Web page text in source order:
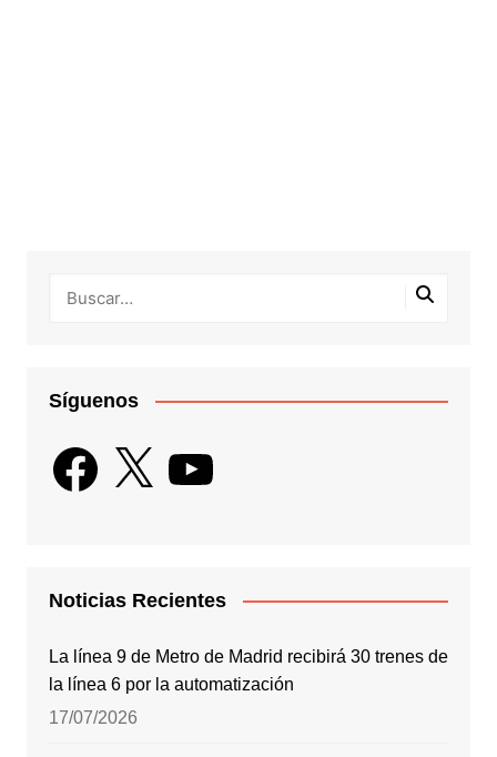
Síguenos
Facebook
X YouTube
Noticias Recientes
La línea 9 de Metro de Madrid recibirá 30 trenes de
la línea 6 por la automatización
17/07/2026